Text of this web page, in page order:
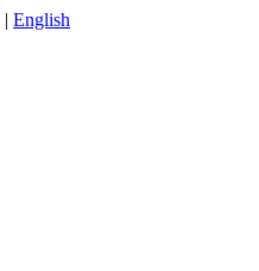
| English